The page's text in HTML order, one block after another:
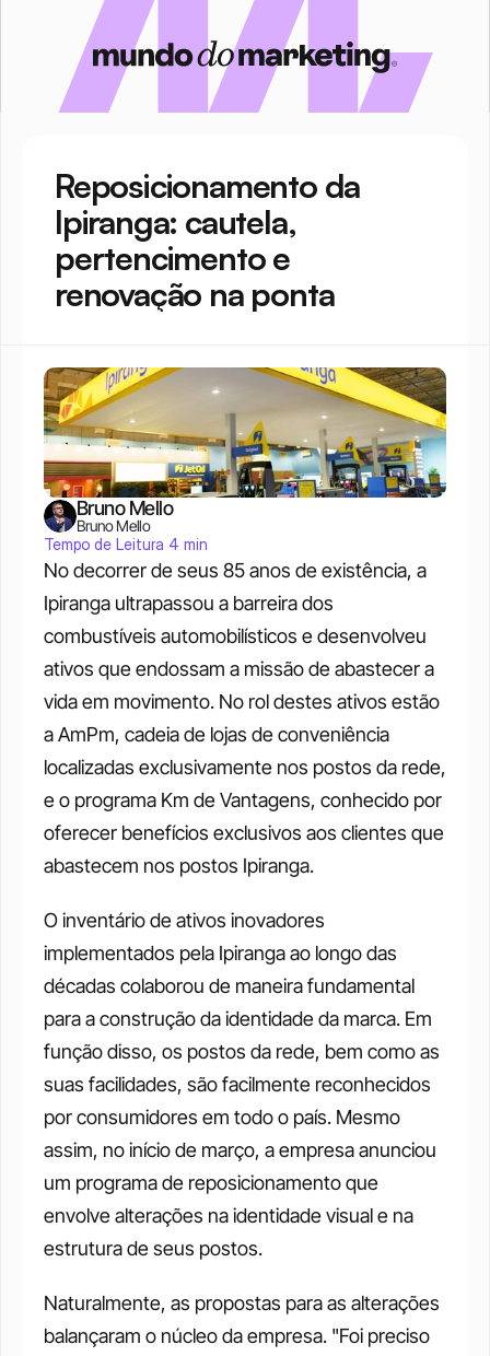
Reposicionamento da
Ipiranga: cautela,
pertencimento e
renovação na ponta
No decorrer de seus 85 anos de existência, a
Ipiranga ultrapassou a barreira dos
combustíveis automobilísticos e desenvolveu
ativos que endossam a missão de abastecer a
vida em movimento. No rol destes ativos estão
a AmPm, cadeia de lojas de conveniência
localizadas exclusivamente nos postos da rede,
e o programa Km de Vantagens, conhecido por
oferecer benefícios exclusivos aos clientes que
abastecem nos postos Ipiranga.
O inventário de ativos inovadores
implementados pela Ipiranga ao longo das
décadas colaborou de maneira fundamental
para a construção da identidade da marca. Em
função disso, os postos da rede, bem como as
suas facilidades, são facilmente reconhecidos
por consumidores em todo o país. Mesmo
assim, no início de março, a empresa anunciou
um programa de reposicionamento que
envolve alterações na identidade visual e na
estrutura de seus postos.
Naturalmente, as propostas para as alterações
balançaram o núcleo da empresa. "Foi preciso
Bruno Mello
Bruno Mello
Tempo de Leitura 4 min